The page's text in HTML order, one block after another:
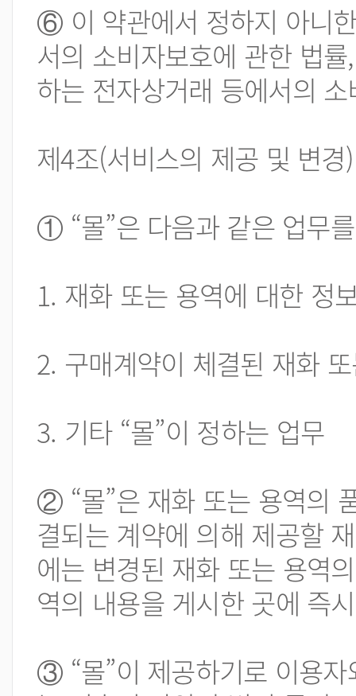
⑥ 이 약관에서 정하지 아니
서의 소비자보호에 관한 법
하는 전자상거래 등에서의
제4조(서비스의 제공 및 변경)
① “몰”은 다음과 같은 업무
1. 재화 또는 용역에 대한 정
2. 구매계약이 체결된 재화
3. 기타 “몰”이 정하는 업무
② “몰”은 재화 또는 용역의
결되는 계약에 의해 제공할
에는 변경된 재화 또는 용역
역의 내용을 게시한 곳에 즉
③ “몰”이 제공하기로 이용